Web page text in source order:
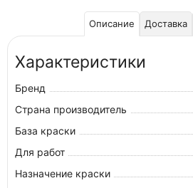
Описание Доставка
Характеристики
Бренд
Страна производитель
База краски
Для работ
Назначение краски